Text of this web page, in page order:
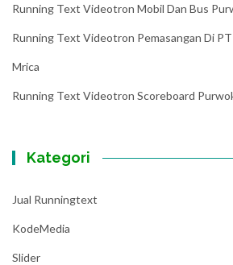
Running Text Videotron Mobil Dan Bus
Running Text Videotron Pemasangan Di
Mrica
Running Text Videotron Scoreboard
Kategori
Jual Runningtext
KodeMedia
Slider